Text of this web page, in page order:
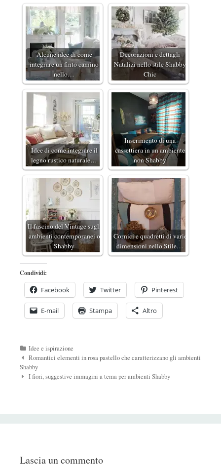
Alcune idee di come
integrare un finto camino
nello…
Decorazioni e dettagli
Natalizi nello stile Shabby
Chic
Idee di come integrare il
legno rustico naturale…
Inserimento di una
cassettiera in un ambiente
non Shabby
Il fascino del Vintage sugli
ambienti contemporanei o
Shabby
Cornici e quadretti di varie
dimensioni nello Stile…
Condividi:
Facebook Twitter Pinterest
E-mail Stampa Altro
Categorie
Idee e ispirazione
Navigazione
Post
Romantici elementi in rosa pastello che caratterizzano gli ambienti
Shabby
I fiori, suggestive immagini a tema per ambienti Shabby
Lascia un commento